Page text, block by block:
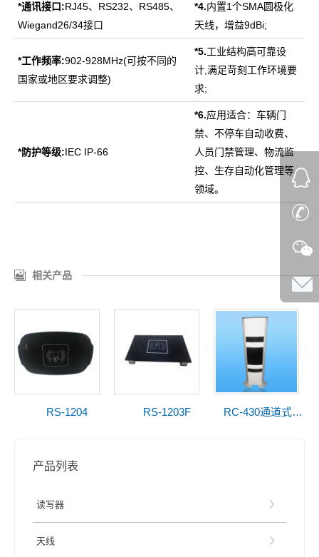
*通讯接口:RJ45、RS232、RS485、
Wiegand26/34接口
*4.内置1个SMA圆极化
天线，增益9dBi;
*工作频率:902-928MHz(可按不同的
国家或地区要求调整)
*5.工业结构高可靠设
计,满足苛刻工作环境要
求;
*防护等级:IEC IP-66
*6.应用适合：车辆门
禁、不停车自动收费、
人员门禁管理、物流监
控、生存自动化管理等
领域。
相关产品
RS-1204 RS-1203F RC-430通道式读写器
产品列表
读写器
天线